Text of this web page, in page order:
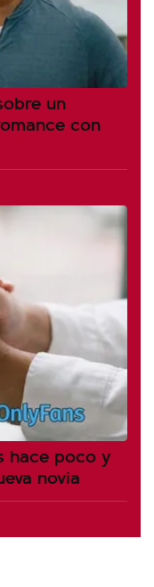
un
con
hace poco y
novia